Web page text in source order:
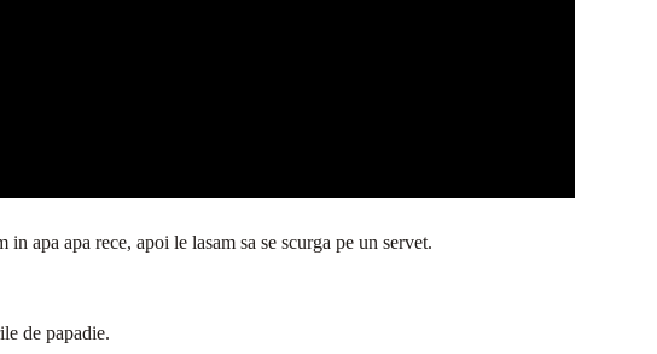
apa apa rece, apoi le lasam sa se scurga pe un servet.
de papadie.